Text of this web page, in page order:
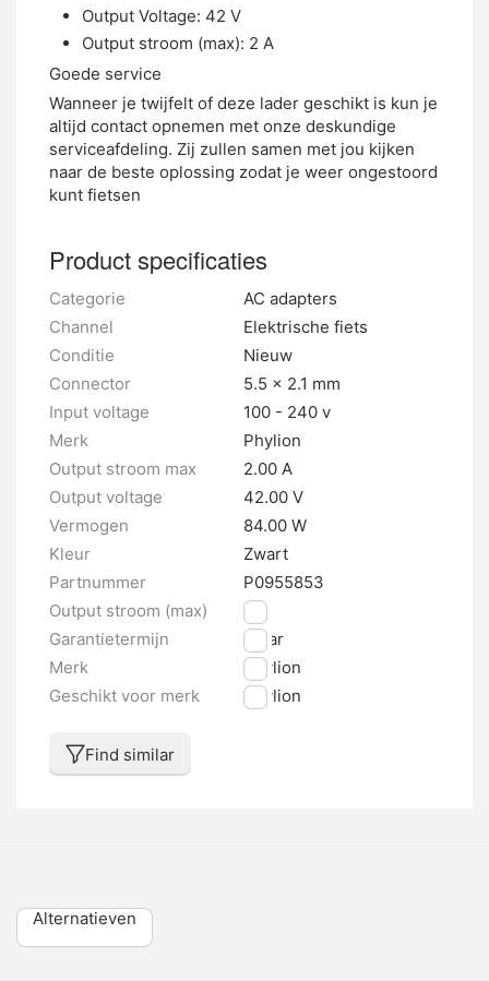
Output Voltage: 42 V
Output stroom (max): 2 A
Goede service
Wanneer je twijfelt of deze lader geschikt is kun je
altijd contact opnemen met onze deskundige
serviceafdeling. Zij zullen samen met jou kijken
naar de beste oplossing zodat je weer ongestoord
kunt fietsen
Product specificaties
Categorie
AC adapters
Channel
Elektrische fiets
Conditie
Nieuw
Connector
5.5 x 2.1 mm
Input voltage
100 - 240 v
Merk
Phylion
Output stroom max
2.00 A
Output voltage
42.00 V
Vermogen
84.00 W
Kleur
Zwart
Partnummer
P0955853
Output stroom (max)
2 A
Garantietermijn
1 jaar
Merk
Phylion
Geschikt voor merk
Phylion
Find similar
Alternatieven